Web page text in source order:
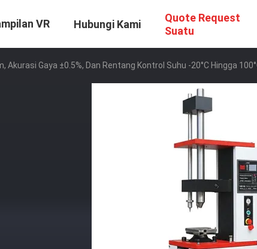
VR Hubungi Kami
Quote Request
Suatu
Gaya ±0.5%, Dan Rentang Kontrol Suhu -20°C Hingga